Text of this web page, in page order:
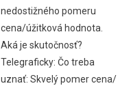
nedostižného pomeru
cena/úžitková hodnota.
Aká je skutočnosť?
Telegraficky: Čo treba
uznať: Skvelý pomer cena/